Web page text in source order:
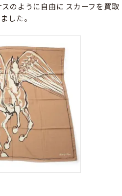
のように自由に スカーフを買取
した。